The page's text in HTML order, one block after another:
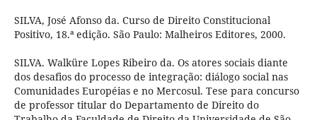
SILVA, José Afonso da. Curso de Direito Constitucional
Positivo, 18.ª edição. São Paulo: Malheiros Editores, 2000.
SILVA. Walküre Lopes Ribeiro da. Os atores sociais diante
dos desafios do processo de integração: diálogo social nas
Comunidades Européias e no Mercosul. Tese para concurso
de professor titular do Departamento de Direito do